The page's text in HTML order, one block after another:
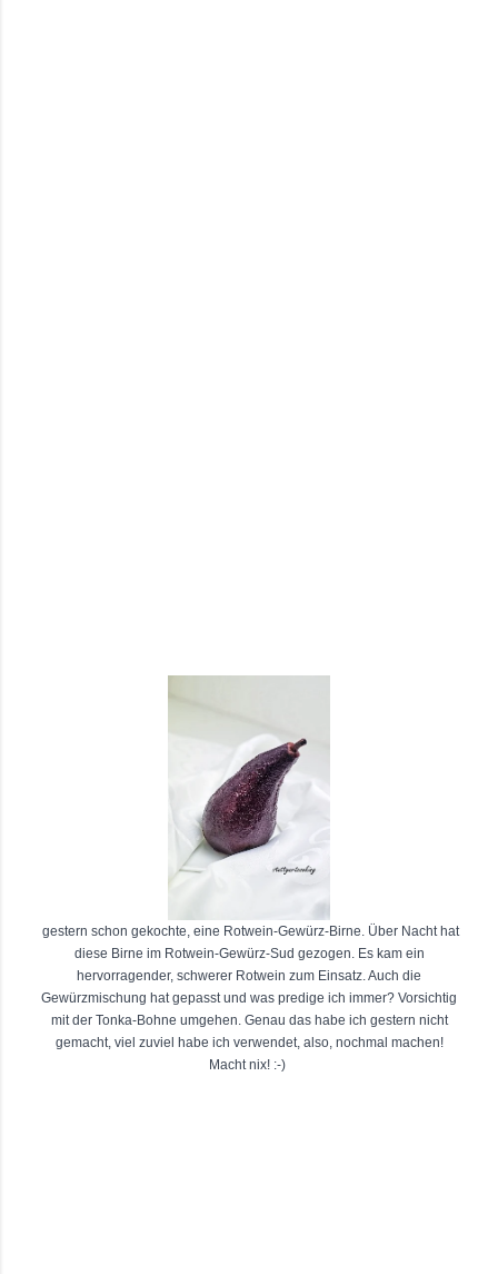
gestern schon gekochte, eine Rotwein-Gewürz-Birne. Über Nacht hat
diese Birne im Rotwein-Gewürz-Sud gezogen. Es kam ein
hervorragender, schwerer Rotwein zum Einsatz. Auch die
Gewürzmischung hat gepasst und was predige ich immer? Vorsichtig
mit der Tonka-Bohne umgehen. Genau das habe ich gestern nicht
gemacht, viel zuviel habe ich verwendet, also, nochmal machen!
Macht nix! :-)